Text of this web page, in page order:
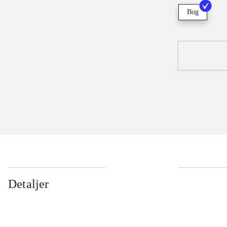
Bog
Detaljer